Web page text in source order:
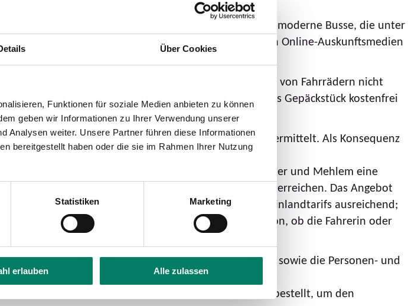
Über Cookies
Funktionen für soziale Medien anbieten zu können
geben wir Informationen zu Ihrer Verwendung unserer
Analysen weiter. Unsere Partner führen diese Informationen
bereitgestellt haben oder die sie im Rahmen Ihrer Nutzung
Statistiken Marketing
erlauben Alle zulassen
(SEV) entwickelt. Zum Einsatz kommen moderne Busse, die unter
und Verbindungen der SEV-Busse sind in den Online-Auskunftsmedien
Ersatzverkehr zu ermöglichen, kann die Mitnahme von Fahrrädern nicht
sowie E-Tretroller können zusammengeklappt als Gepäckstück kostenfrei
aufgrund der Sperrung der Bonner Nordbrücke ermittelt. Als Konsequenz
Sie bietet den Fahrgästen zwischen Königswinter und Mehlem eine
Zugverbindungen am Bahnhof Mehlem zu erreichen. Das Angebot
Für die Nutzung ist ein gültiger Fahrausweis des Rheinlandtarifs ausreichend;
der Integration ausgeschlossen – unabhängig davon, ob die Fahrerin oder
Personenfähre „Nixe“ zwischen Erpel und Remagen sowie die Personen- und
Ramersdorf und Königswinter Clemens-August-Str. bestellt, um den